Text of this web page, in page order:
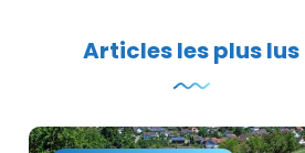
Articles les plus lus